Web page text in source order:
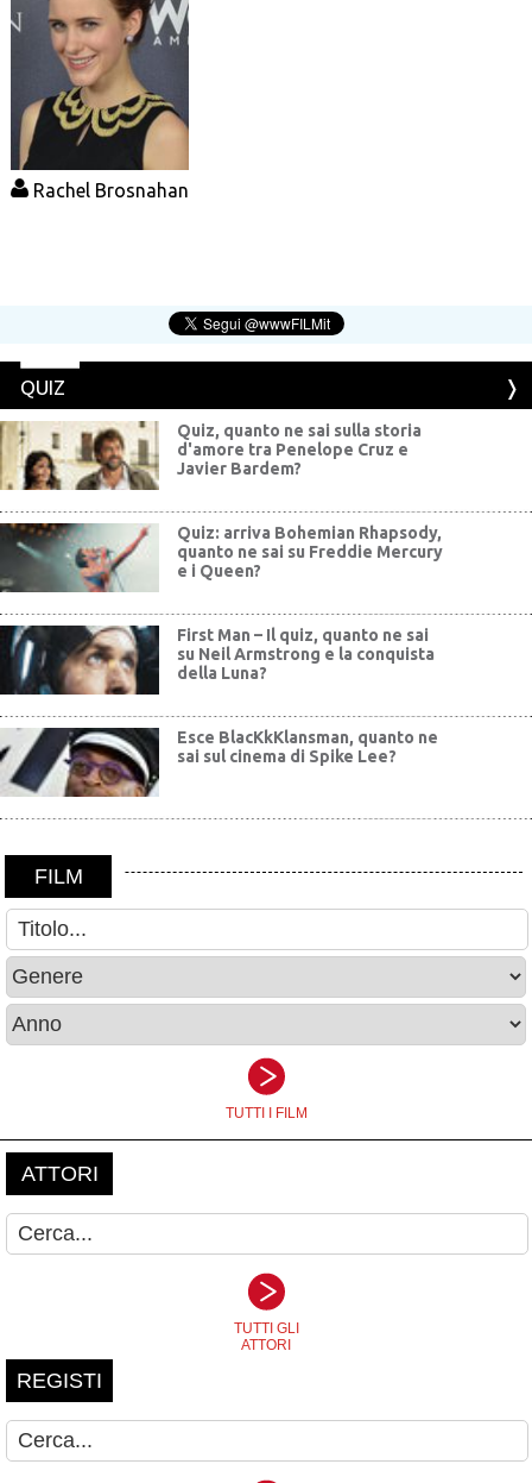
Rachel Brosnahan
QUIZ
Quiz, quanto ne sai sulla storia
d'amore tra Penelope Cruz e
Javier Bardem?
Quiz: arriva Bohemian Rhapsody,
quanto ne sai su Freddie Mercury
e i Queen?
First Man – Il quiz, quanto ne sai
su Neil Armstrong e la conquista
della Luna?
Esce BlacKkKlansman, quanto ne
sai sul cinema di Spike Lee?